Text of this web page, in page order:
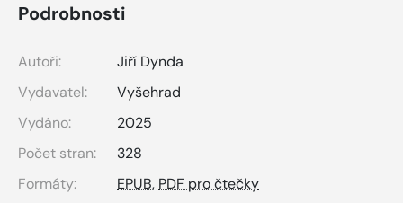
Podrobnosti
Autoři:
Jiří Dynda
Vydavatel:
Vyšehrad
Vydáno:
2025
Počet stran:
328
Formáty:
EPUB, PDF pro čtečky